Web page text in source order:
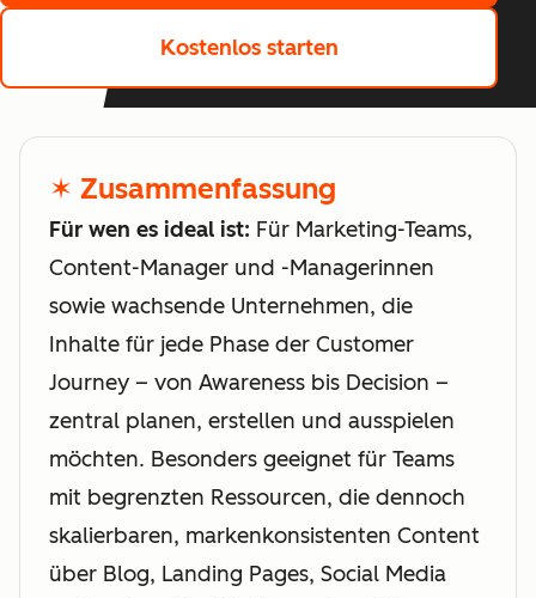
Kostenlos starten
✶ Zusammenfassung
Für wen es ideal ist: Für Marketing-Teams,
Content-Manager und -Managerinnen
sowie wachsende Unternehmen, die
Inhalte für jede Phase der Customer
Journey – von Awareness bis Decision –
zentral planen, erstellen und ausspielen
möchten. Besonders geeignet für Teams
mit begrenzten Ressourcen, die dennoch
skalierbaren, markenkonsistenten Content
über Blog, Landing Pages, Social Media